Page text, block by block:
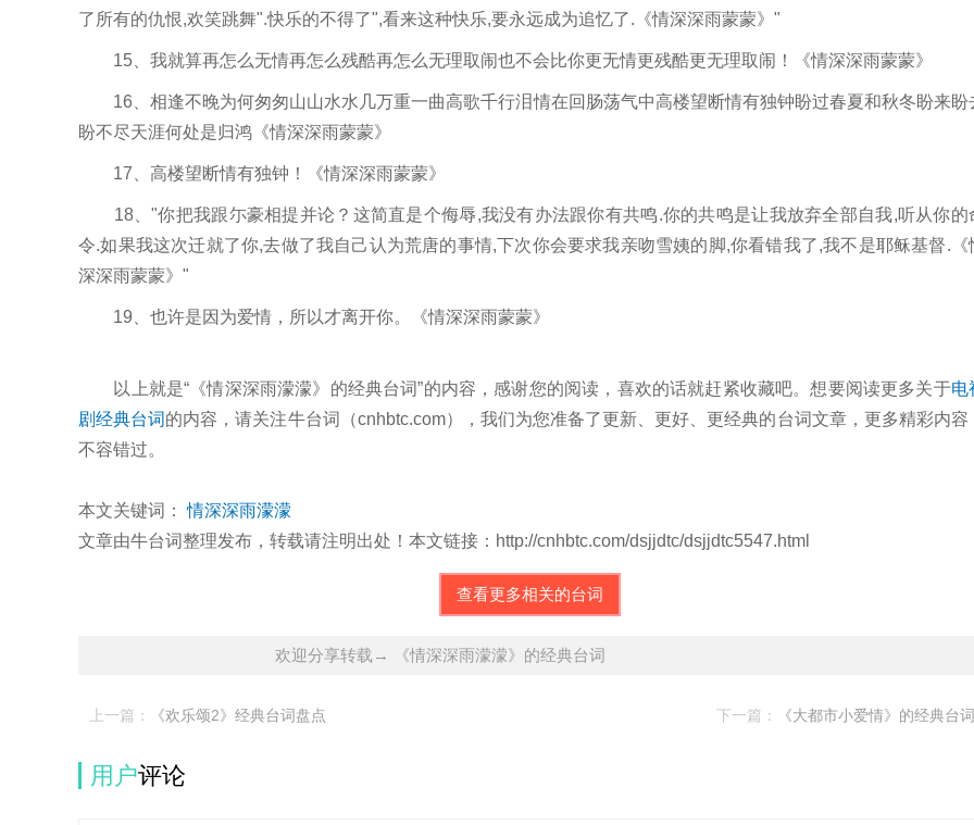
了所有的仇恨,欢笑跳舞".快乐的不得了",看来这种快乐,要永远成为追忆了.《情深深雨蒙蒙》"
15、我就算再怎么无情再怎么残酷再怎么无理取闹也不会比你更无情更残酷更无理取闹！《情深深雨蒙蒙》
16、相逢不晚为何匆匆山山水水几万重一曲高歌千行泪情在回肠荡气中高楼望断情有独钟盼过春夏和秋冬盼来盼
盼不尽天涯何处是归鸿《情深深雨蒙蒙》
17、高楼望断情有独钟！《情深深雨蒙蒙》
18、"你把我跟尓豪相提并论？这简直是个侮辱,我没有办法跟你有共鸣.你的共鸣是让我放弃全部自我,听从你的
令.如果我这次迁就了你,去做了我自己认为荒唐的事情,下次你会要求我亲吻雪姨的脚,你看错我了,我不是耶稣基督.《
深深雨蒙蒙》"
19、也许是因为爱情，所以才离开你。《情深深雨蒙蒙》
以上就是“《情深深雨濛濛》的经典台词”的内容，感谢您的阅读，喜欢的话就赶紧收藏吧。想要阅读更多关于电
剧经典台词的内容，请关注牛台词（cnhbtc.com），我们为您准备了更新、更好、更经典的台词文章，更多精彩内容
不容错过。
本文关键词：情深深雨濛濛
文章由牛台词整理发布，转载请注明出处！本文链接：http://cnhbtc.com/dsjjdtc/dsjjdtc5547.html
查看更多相关的台词
欢迎分享转载→ 《情深深雨濛濛》的经典台词
上一篇： 《欢乐颂2》经典台词盘点 下一篇： 《大都市小爱情》的经典台词
用户评论